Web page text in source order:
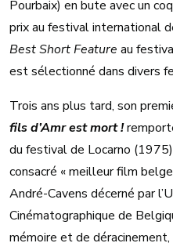
Pourbaix) en bute avec un
prix au festival international
Best Short Feature au
est sélectionné dans divers
Trois ans plus tard, son
fils d’Amr est mort !
du festival de Locarno
consacré « meilleur film
André-Cavens décerné par
Cinématographique de
mémoire et de